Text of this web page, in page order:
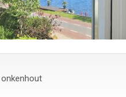
onkenhout